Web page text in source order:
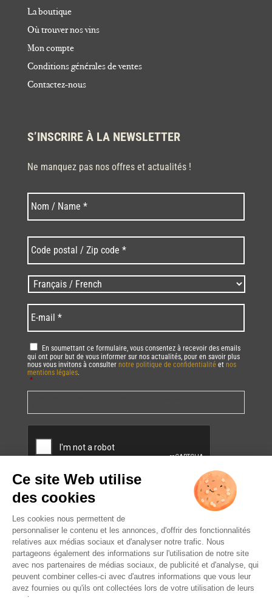
La boutique
Où trouver nos vins
Mon compte
Conditions générales de ventes
Contactez-nous
S’INSCRIRE À LA NEWSLETTER
Ne manquez pas nos offres et actualités !
Nom * Nom
postal
/
Zip
code
* *
Langues
/
Language *
mail *
RGPD *
En soumettant ce formulaire, vous consentez à recevoir des emails
qui ont pour but de vous informer sur nos actualités, pour en savoir plus
nous vous invitons à consulter notre politique de confidentialité et nos
mentions légales.
*